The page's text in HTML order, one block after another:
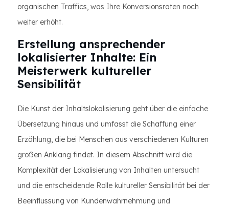
organischen Traffics, was Ihre Konversionsraten noch
weiter erhöht.
Erstellung ansprechender
lokalisierter Inhalte: Ein
Meisterwerk kultureller
Sensibilität
Die Kunst der Inhaltslokalisierung geht über die einfache
Übersetzung hinaus und umfasst die Schaffung einer
Erzählung, die bei Menschen aus verschiedenen Kulturen
großen Anklang findet. In diesem Abschnitt wird die
Komplexität der Lokalisierung von Inhalten untersucht
und die entscheidende Rolle kultureller Sensibilität bei der
Beeinflussung von Kundenwahrnehmung und